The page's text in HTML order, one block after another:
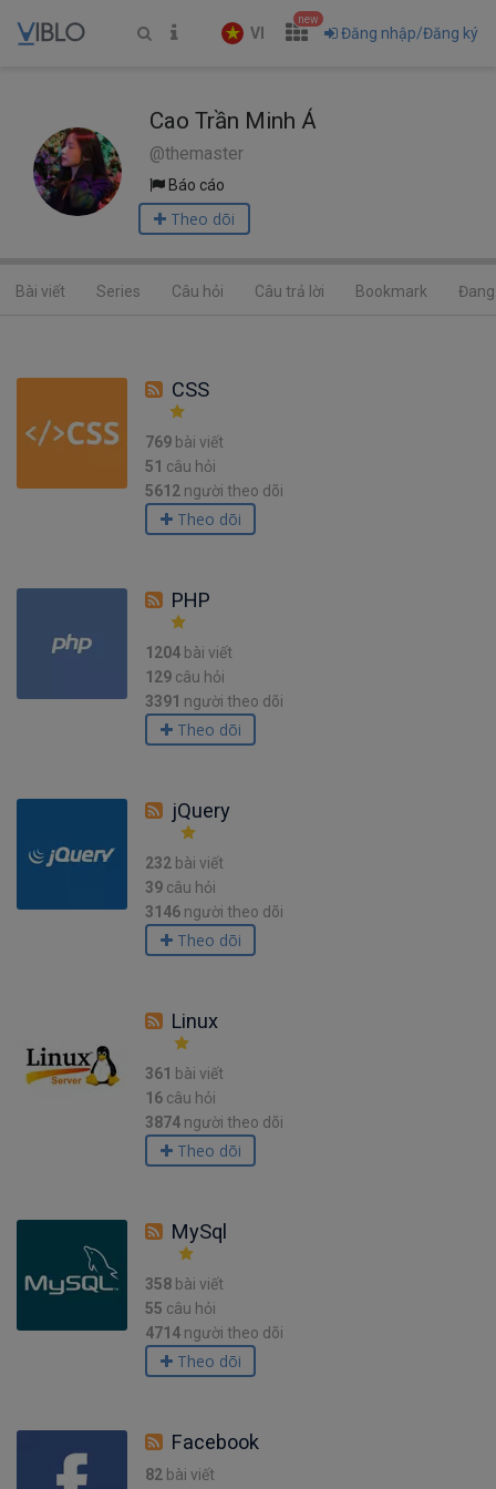
VI
new
Đăng nhập/Đăng ký
Cao Trần Minh Á
@themaster
Báo cáo
Theo dõi
Bài viết Series Câu hỏi Câu trả lời Bookmark
CSS
769 bài viết
51 câu hỏi
5612 người theo dõi
Theo dõi
PHP
1204 bài viết
129 câu hỏi
3391 người theo dõi
Theo dõi
jQuery
232 bài viết
39 câu hỏi
3146 người theo dõi
Theo dõi
Linux
361 bài viết
16 câu hỏi
3874 người theo dõi
Theo dõi
MySql
358 bài viết
55 câu hỏi
4714 người theo dõi
Theo dõi
Facebook
82 bài viết